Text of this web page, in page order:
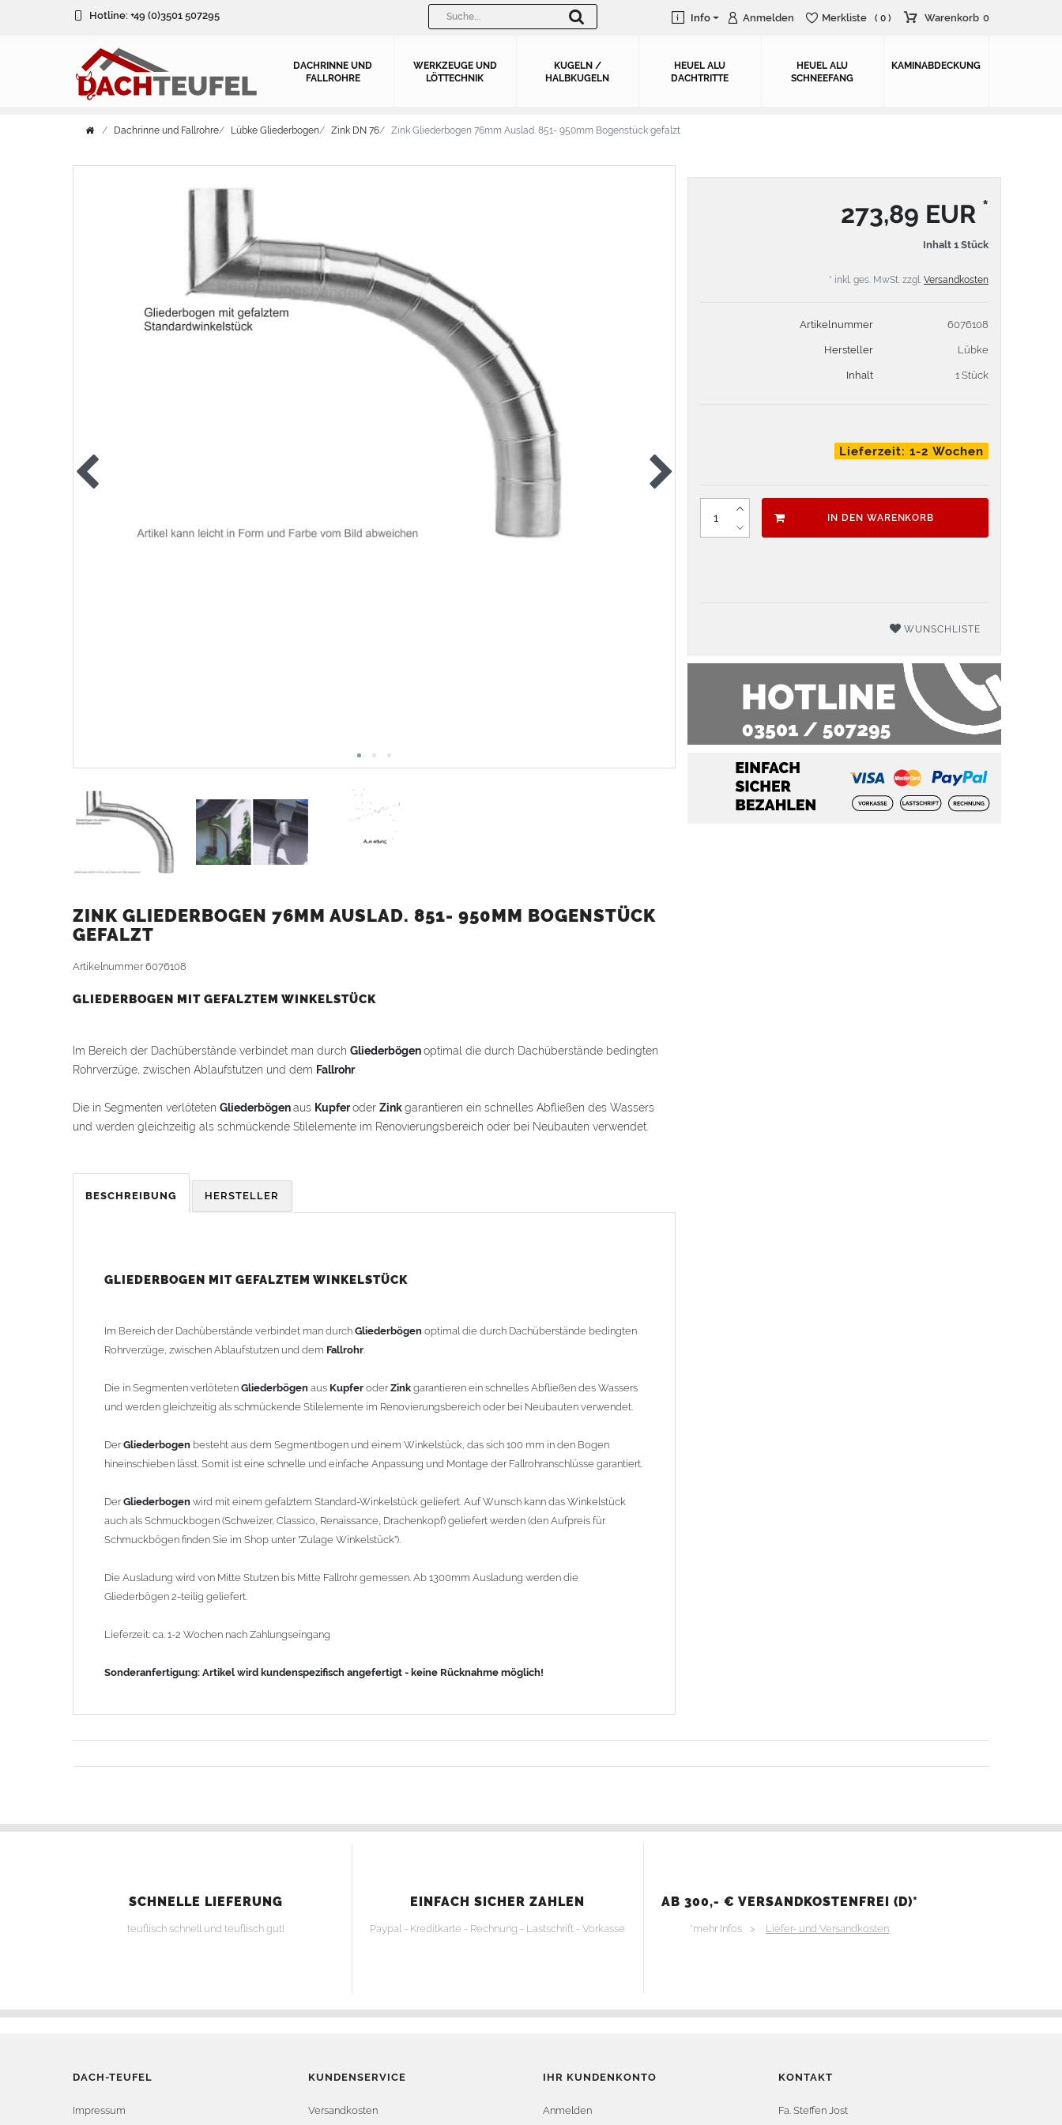
Hotline: +49 (0)3501 507295 Info Anmelden Merkliste ( 0 ) Warenkorb 0
DACHRINNE UND
FALLROHRE
WERKZEUGE UND
LÖTTECHNIK
KUGELN /
HALBKUGELN
HEUEL ALU
DACHTRITTE
HEUEL ALU
SCHNEEFANG
KAMINABDECKUNG
Dachrinne und Fallrohre Lübke Gliederbogen Zink DN 76 Zink Gliederbogen 76mm Auslad. 851- 950mm Bogenstück gefalzt
273,89 EUR *
Inhalt 1 Stück
* inkl. ges. MwSt. zzgl. Versandkosten
Artikelnummer 6076108
Hersteller Lübke
Inhalt 1 Stück
Lieferzeit: 1-2 Wochen
IN DEN WARENKORB
WUNSCHLISTE
ZINK GLIEDERBOGEN 76MM AUSLAD. 851- 950MM BOGENSTÜCK
GEFALZT
Artikelnummer6076108
GLIEDERBOGEN MIT GEFALZTEM WINKELSTÜCK
Im Bereich der Dachüberstände verbindet man durch Gliederbögenoptimal die durch Dachüberstände bedingten
Rohrverzüge, zwischen Ablaufstutzen und dem Fallrohr.
Die in Segmenten verlöteten Gliederbögenaus Kupferoder Zinkgarantieren ein schnelles Abfließen des Wassers
und werden gleichzeitig als schmückende Stilelemente im Renovierungsbereich oder bei Neubauten verwendet.
hineinschieben lässt. Somit ist eine schnelle und einfache Anpassung und Montage der Fallrohranschlüsse garantiert.
Lieferzeit: ca. 1-2 Wochen nach Zahlungseingang
Sonderanfertigung: Artikel wird kundenspezifisch angefertigt - keine Rücknahme möglich!
BESCHREIBUNG HERSTELLER
GLIEDERBOGEN MIT GEFALZTEM WINKELSTÜCK
Im Bereich der Dachüberstände verbindet man durch Gliederbögen optimal die durch Dachüberstände bedingten
Rohrverzüge, zwischen Ablaufstutzen und dem Fallrohr
Die in Segmenten verlöteten Gliederbögen aus Kupfer oderZink garantieren ein schnelles Abfließen des Wassers
und werden gleichzeitig als schmückende Stilelemente im Renovierungsbereich oder bei Neubauten verwendet.
DerGliederbogen besteht aus dem Segmentbogen und einem Winkelstück, das sich 100 mm in den Bogen
hineinschieben lässt. Somit ist eine schnelle und einfache Anpassung und Montage der Fallrohranschlüsse garantiert.
DerGliederbogen wird mit einem gefalztem Standard-Winkelstück geliefert. Auf Wunsch kann das Winkelstück
auch als Schmuckbogen (Schweizer, Classico, Renaissance, Drachenkopf) geliefert werden (den Aufpreis für
Schmuckbögen finden Sie im Shop unter "Zulage Winkelstück").
Die Ausladung wird von Mitte Stutzen bis Mitte Fallrohr gemessen. Ab 1300mm Ausladung werden die
Gliederbögen 2-teilig geliefert.
Lieferzeit: ca. 1-2 Wochen nach Zahlungseingang
Sonderanfertigung: Artikel wird kundenspezifisch angefertigt - keine Rücknahme möglich!
SCHNELLE LIEFERUNG
teuflisch schnell und teuflisch gut!
EINFACH SICHER ZAHLEN
Paypal - Kreditkarte - Rechnung - Lastschrift - Vorkasse
AB 300,- € VERSANDKOSTENFREI (D)*
*mehr Infos > Liefer- und Versandkosten
DACH-TEUFEL
Impressum
KUNDENSERVICE
Versandkosten
IHR KUNDENKONTO
Anmelden
KONTAKT
Fa. Steffen Jost